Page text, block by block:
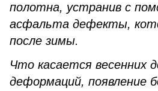
полотна, устранив с
асфальта дефекты,
после зимы.
Что касается весенних
деформаций, появление